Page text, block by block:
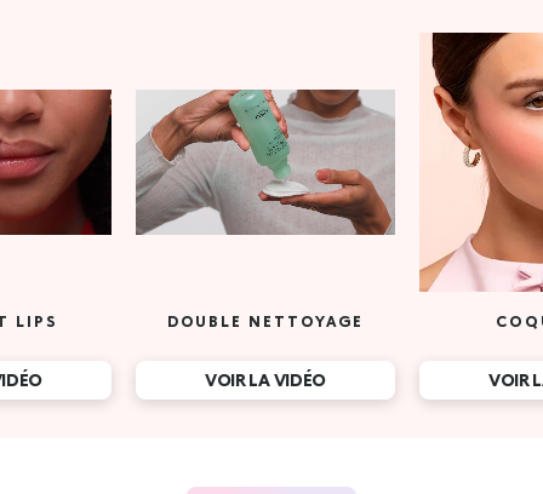
LIPS DOUBLE NETTOYAGE
VOIR LA VIDÉO VOIR